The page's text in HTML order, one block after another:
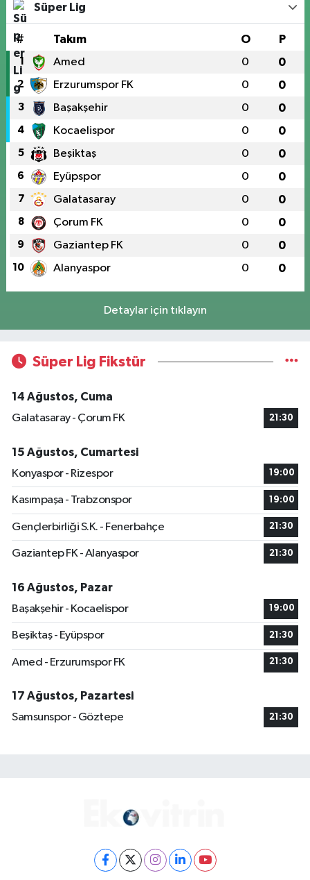
Süper Lig
# Takım O P
1 Amed 0 0
2 Erzurumspor FK 0 0
3 Başakşehir 0 0
4 Kocaelispor 0 0
5 Beşiktaş 0 0
6 Eyüpspor 0 0
7 Galatasaray 0 0
8 Çorum FK 0 0
9 Gaziantep FK 0 0
10 Alanyaspor 0 0
Detaylar için tıklayın
Süper Lig Fikstür
14 Ağustos, Cuma
Galatasaray - Çorum FK
21:30
15 Ağustos, Cumartesi
Konyaspor - Rizespor
19:00
Kasımpaşa - Trabzonspor 19:00
Gençlerbirliği S.K. - Fenerbahçe 21:30
Gaziantep FK - Alanyaspor 21:30
16 Ağustos, Pazar
Başakşehir - Kocaelispor
19:00
Beşiktaş - Eyüpspor 21:30
Amed - Erzurumspor FK 21:30
17 Ağustos, Pazartesi
Samsunspor - Göztepe
21:30